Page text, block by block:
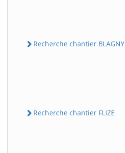
Recherche chantier BLAGNY
Recherche chantier FLIZE